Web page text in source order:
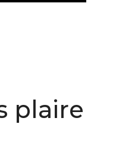
plaire